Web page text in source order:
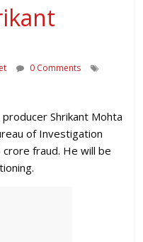
0 Comments
Shrikant Mohta
of Investigation
fraud. He will be